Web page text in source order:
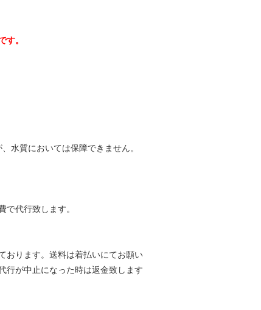
す。
水質においては保障できません。
で代行致します。
おります。送料は着払いにてお願い
行が中止になった時は返金致します